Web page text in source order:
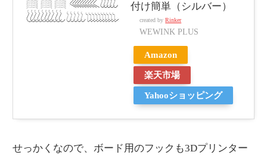
付け簡単（シルバー）
created byRinker
WEWINK PLUS
Amazon
楽天市場
Yahooショッピング
せっかくなので、ボード用のフックも3Dプリンター